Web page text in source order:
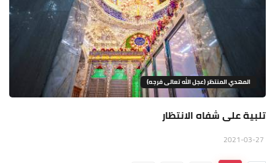
المهدي المنتظر (عجل الله تعالى فرجه)
تلبية على شفاه الانتظار